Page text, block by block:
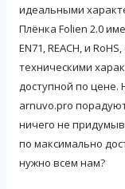
идеальными
Плёнка Folien 2.0
EN71, REACH, и
техническими
доступной по цене.
arnuvo.pro
ничего не
по максимально
нужно всем нам?